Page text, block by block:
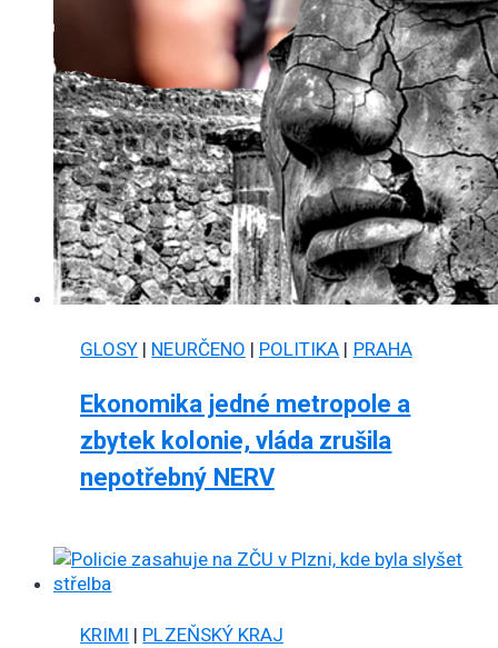
GLOSY | NEURČENO | POLITIKA | PRAHA
Ekonomika jedné metropole a
zbytek kolonie, vláda zrušila
nepotřebný NERV
KRIMI | PLZEŇSKÝ KRAJ